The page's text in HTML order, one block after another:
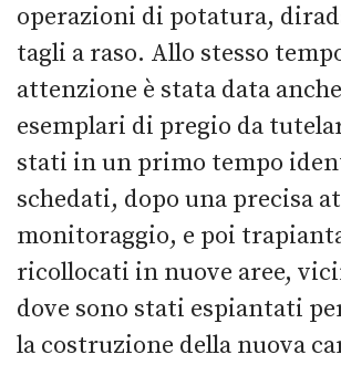
operazioni di potatura,
tagli a raso. Allo stesso
attenzione è stata data
esemplari di pregio da
stati in un primo tempo
schedati, dopo una precisa
monitoraggio, e poi
ricollocati in nuove aree,
dove sono stati espiantati
la costruzione della nuova